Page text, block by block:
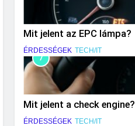
Mit jelent az EPC lámpa?
ÉRDESSÉGEK TECH/IT
7
Mit jelent a check engine?
ÉRDESSÉGEK TECH/IT